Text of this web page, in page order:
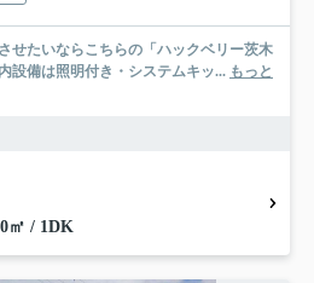
せたいならこちらの「ハックベリー茨木
設備は照明付き・システムキッ... もっと
㎡ / 1DK